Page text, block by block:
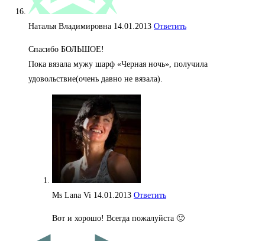
Наталья Владимировна 14.01.2013 Ответить
Спасибо БОЛЬШОЕ!
Пока вязала мужу шарф «Черная ночь», получила
удовольствие(очень давно не вязала).
Ms Lana Vi 14.01.2013 Ответить
Вот и хорошо! Всегда пожалуйста 🙂